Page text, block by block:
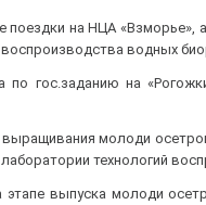
поездки на НЦА
водных
гос.заданию на
молоди
технологий
выпуска молоди